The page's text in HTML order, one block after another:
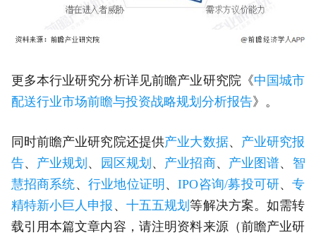
更多本行业研究分析详见前瞻产业研究院《中国城市
配送行业市场前瞻与投资战略规划分析报告》。
同时前瞻产业研究院还提供产业大数据、 产业研究报
告、 产业规划 、 园区规划 、 产业招商、 产业图谱、 智
慧招商系统、 行业地位证明 、IPO咨询/募投可研、专
精特新小巨人申报 、 十五五规划等解决方案。如需转
载引用本篇文章内容，请注明资料来源（前瞻产业研